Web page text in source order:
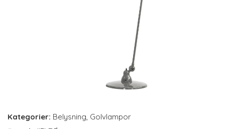
Kategorier: Belysning, Golvlampor